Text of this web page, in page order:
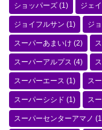
ショッパーズ (1) ジェ
ジョイフルサン (1) ジ
スーパーあまいけ (2)
スーパーアルプス (4)
スーパーエース (1) ス
スーパーシシド (1) ス
スーパーセンターアマノ